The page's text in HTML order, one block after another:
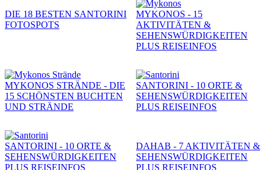
DIE 18 BESTEN SANTORINI
FOTOSPOTS
MYKONOS - 15
AKTIVITÄTEN &
SEHENSWÜRDIGKEITEN
PLUS REISEINFOS
MYKONOS STRÄNDE - DIE
15 SCHÖNSTEN BUCHTEN
UND STRÄNDE
SANTORINI - 10 ORTE &
SEHENSWÜRDIGKEITEN
PLUS REISEINFOS
SANTORINI - 10 ORTE &
SEHENSWÜRDIGKEITEN
PLUS REISEINFOS
DAHAB - 7 AKTIVITÄTEN &
SEHENSWÜRDIGKEITEN
PLUS REISEINFOS